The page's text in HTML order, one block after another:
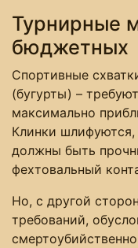
Турнирные
бюджетных
Спортивные
(бугурты) –
максимально
Клинки
должны быть
фехтовальный
Но, с другой
требований,